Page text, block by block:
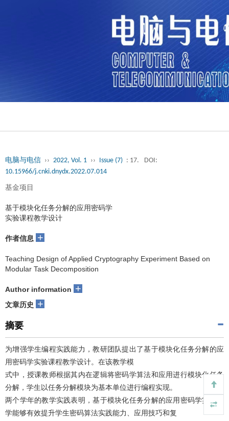
电脑与电信 ›› 2022, Vol. 1 ›› Issue (7) : 17.
DOI:
10.15966/j.cnki.dnydx.2022.07.014
基金项目
基于模块化任务分解的应用密码学
实验课程教学设计
作者信息 +
Teaching Design of Applied Cryptography Experiment Based on
Modular Task Decomposition
Author information +
文章历史 +
摘要
为增强学生编程实践能力，教研团队提出了基于模块化任务分解的应
用密码学实验课程教学设计。在该教学模
式中，授课教师根据其内在逻辑将密码学算法和应用进行模块化任务
分解，学生以任务分解模块为基本单位进行编程实现。
两个学年的教学实践表明，基于模块化任务分解的应用密码学实验教
学能够有效提升学生密码算法实践能力、应用技巧和复